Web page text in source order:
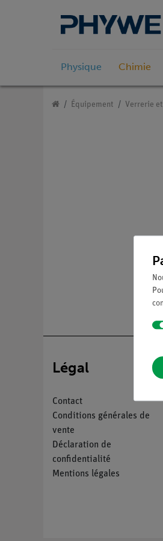
Physique Chimie
Équipement Verrerie
Légal
Contact
Conditions générales de
vente
Déclaration de
confidentialité
Mentions légales